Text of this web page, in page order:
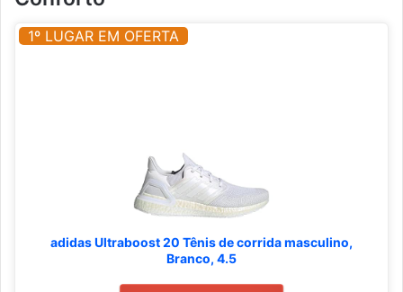
1º LUGAR EM OFERTA
adidas Ultraboost 20 Tênis de corrida masculino,
Branco, 4.5